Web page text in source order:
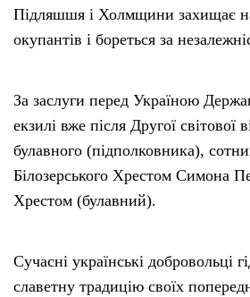
Підляшшя і Холмщини захищає
окупантів і бореться за
За заслуги перед Україною
екзилі вже після Другої світової
булавного (підполковника),
Білозерського Хрестом Симона
Хрестом (булавний).
Сучасні українські добровольці
славетну традицію своїх